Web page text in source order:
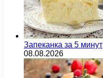
Запеканка за 5 минут
08.08.2026